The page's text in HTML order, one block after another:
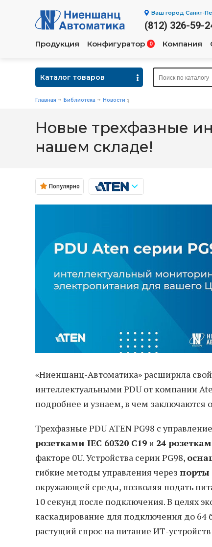
Ваш город Санкт-
(812) 326-59-
Продукция Конфигуратор 0 Компания
Каталог товаров
Главная Библиотека Новости
Новые трехфазные
нашем складе!
Популярно
«Ниеншанц-Автоматика» расширила
интеллектуальными PDU от компании
подробнее и узнаем, в чем заключаются
Трехфазные PDU ATEN PG98 с
розетками IEC 60320 C19 и 24
факторе 0U. Устройства серии PG98,
гибкие методы управления через порты
окружающей среды, позволяя подать
10 секунд после подключения. В целях
каскадирование для подключения до 64
растущий спрос на питание ИТ-